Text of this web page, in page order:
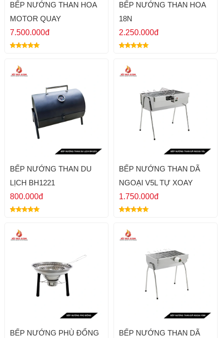
BẾP NƯỚNG THAN HOA
MOTOR QUAY
7.500.000đ
BẾP NƯỚNG THAN HOA
18N
2.250.000đ
BẾP NƯỚNG THAN DU
LỊCH BH1221
800.000đ
BẾP NƯỚNG THAN DÃ
NGOẠI V5L TỰ XOAY
1.750.000đ
BẾP NƯỚNG PHÙ ĐỔNG
BẾP NƯỚNG THAN DÃ